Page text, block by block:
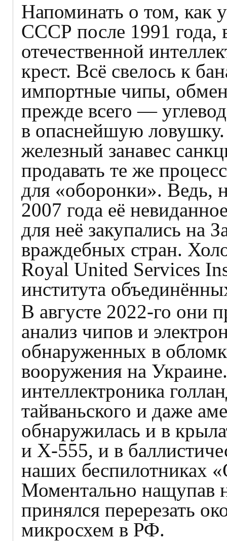
Напоминать о том, как
СССР после 1991 года,
отечественной
крест. Всё свелось к
импортные чипы,
прежде всего —
в опаснейшую ловушку.
железный занавес
продавать те же
для «оборонки». Ведь,
2007 года её
для неё закупались на
враждебных стран.
Royal United Services
института
В августе 2022‑го они
анализ чипов и
обнаруженных в
вооружения на
интеллектроника
тайваньского и даже
обнаружилась и в
и Х-555, и в
наших беспилотниках
Моментально нащупав
принялся перерезать
микросхем в РФ.